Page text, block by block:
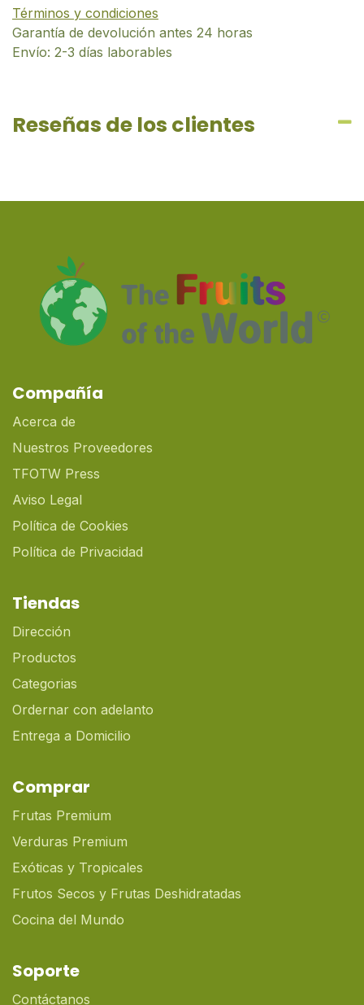
Términos y condiciones
Garantía de devolución antes 24 horas
Envío: 2-3 días laborables
Reseñas de los clientes
Compañía
Acerca de
Nuestros Proveedores
TFOTW Press
Aviso Legal
Política de Cookies
Política de Privacidad
Tiendas
Dirección
Productos
Categorias
Ordernar con adelanto
Entrega a Domicilio
Comprar
Frutas Premium
Verduras Premium
Exóticas y Tropicales
Frutos Secos y Frutas Deshidratadas
Cocina del Mundo
Soporte
Contáctanos